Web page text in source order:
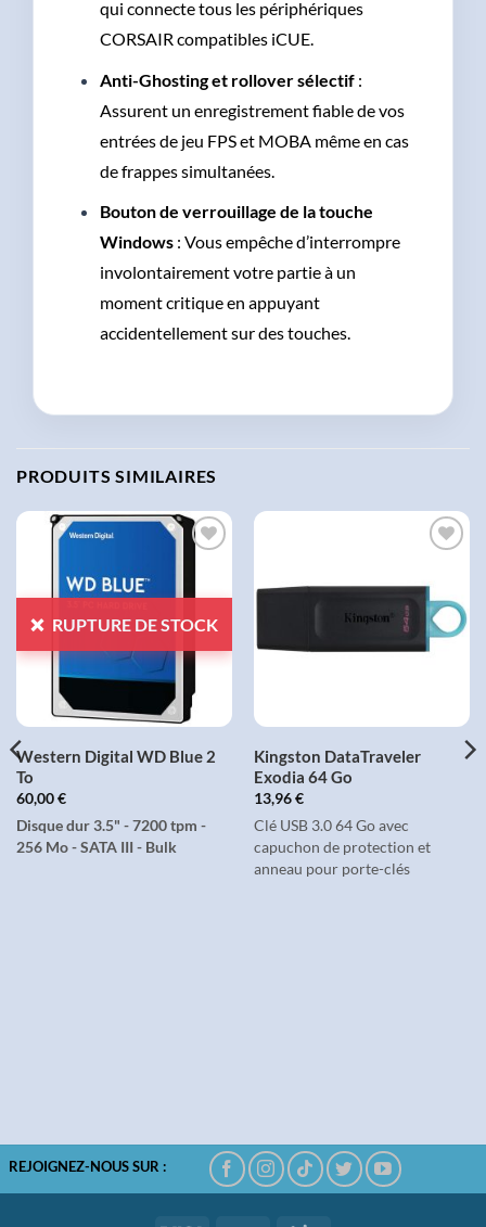
qui connecte tous les périphériques
CORSAIR compatibles iCUE.
Anti-Ghosting et rollover sélectif:
Assurent un enregistrement fiable de vos
entrées de jeu FPS et MOBA même en cas
de frappes simultanées.
Bouton de verrouillage de la touche
Windows: Vous empêche d’interrompre
involontairement votre partie à un
moment critique en appuyant
accidentellement sur des touches.
PRODUITS SIMILAIRES
D'ENVIES
RUPTURE DE STOCK
Western Digital WD Blue 2
To
60,00€
Disque dur 3.5" - 7200 tpm -
256 Mo - SATA III - Bulk
À LA
LISTE
D'ENVIES
Kingston DataTraveler
Exodia 64 Go
13,96€
Clé USB 3.0 64 Go avec
capuchon de protection et
anneau pour porte-clés
REJOIGNEZ-NOUS SUR :